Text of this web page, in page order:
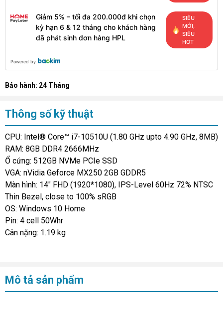
Giảm 5% – tối đa 200.000đ khi chọn
kỳ hạn 6 & 12 tháng cho khách hàng
đã phát sinh đơn hàng HPL
SIÊU
MỚI,
SIÊU
HOT
Powered by
Bảo hành: 24 Tháng
Thông số kỹ thuật
CPU: Intel® Core™ i7-10510U (1.80 GHz upto 4.90 GHz, 8MB)
RAM: 8GB DDR4 2666MHz
Ổ cứng: 512GB NVMe PCIe SSD
VGA: nVidia Geforce MX250 2GB GDDR5
Màn hình: 14" FHD (1920*1080), IPS-Level 60Hz 72% NTSC
Thin Bezel, close to 100% sRGB
OS: Windows 10 Home
Pin: 4 cell 50Whr
Cân nặng: 1.19 kg
Mô tả sản phẩm